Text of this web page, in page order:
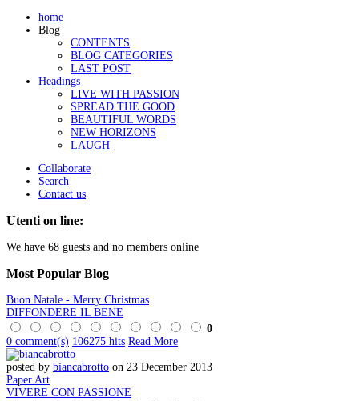
home
Blog
CONTENTS
BLOG CATEGORIES
LAST POST
Headings
LIVE WITH PASSION
SPREAD THE GOOD
BEAUTIFUL WORDS
NEW HORIZONS
LAUGH
Collaborate
Search
Contact us
Utenti on line:
We have 68 guests and no members online
Most Popular Blog
Buon Natale - Merry Christmas
DIFFONDERE IL BENE
0
0 comment(s) 106275 hits Read More
posted by biancabrotto on 23 December 2013
Paper Art
VIVERE CON PASSIONE